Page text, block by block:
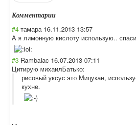
Комментарии
#4 тамара 16.11.2013 13:57
А я лимонную кислоту использую..
#3 Rambalac 16.07.2013 07:11
Цитирую михаилБатько:
рисовый уксус это Мицукан,
кухне.